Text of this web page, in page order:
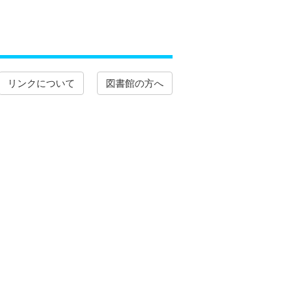
リンクについて 図書館の方へ